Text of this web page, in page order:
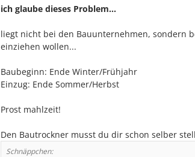
ich glaube dieses Problem...
liegt nicht bei den Bauunternehmen, sondern
einziehen wollen...
Baubeginn: Ende Winter/Frühjahr
Einzug: Ende Sommer/Herbst
Prost mahlzeit!
Den Bautrockner musst du dir schon selber
Schnäppchen: